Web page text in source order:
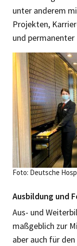
unter anderem
Projekten,
und
Foto: Deutsche
Ausbildung und
Aus- und
maßgeblich zur
aber auch für